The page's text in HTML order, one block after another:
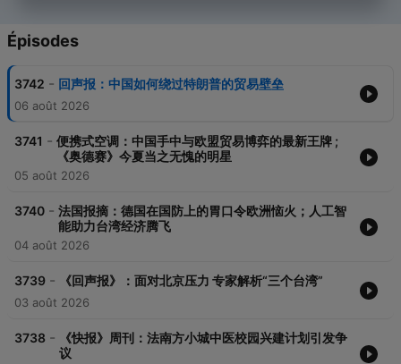
Épisodes
3742 - 回声报：中国如何绕过特朗普的贸易壁垒
06 août 2026
3741 - 便携式空调：中国手中与欧盟贸易博弈的最新王牌 ;
《奥德赛》今夏当之无愧的明星
05 août 2026
3740 - 法国报摘：德国在国防上的胃口令欧洲恼火；人工智
能助力台湾经济腾飞
04 août 2026
3739 - 《回声报》：面对北京压力 专家解析“三个台湾”
03 août 2026
3738 -
《快报》周刊：法南方小城中医校园兴建计划引发争
议